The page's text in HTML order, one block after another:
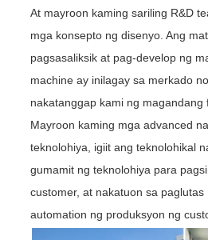
At mayroon kaming sariling R&D
mga konsepto ng disenyo. Ang
pagsasaliksik at pag-develop ng
machine ay inilagay sa merkado
nakatanggap kami ng magandang
Mayroon kaming mga advanced
teknolohiya, igiit ang teknolohikal
gumamit ng teknolohiya para
customer, at nakatuon sa
automation ng produksyon ng